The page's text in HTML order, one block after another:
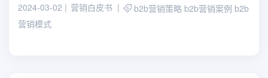
2024-03-02 营销白皮书 b2b营销策略 b2b营销案例 b2b
营销模式